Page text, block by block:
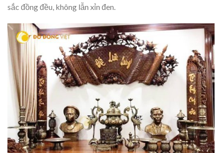
sắc đồng đều, không lẫn xỉn đen.